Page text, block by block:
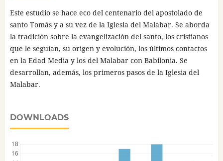
Este estudio se hace eco del centenario del apostolado de
santo Tomás y a su vez de la Iglesia del Malabar. Se aborda
la tradición sobre la evangelización del santo, los cristianos
que le seguían, su origen y evolución, los últimos contactos
en la Edad Media y los del Malabar con Babilonia. Se
desarrollan, además, los primeros pasos de la Iglesia del
Malabar.
DOWNLOADS